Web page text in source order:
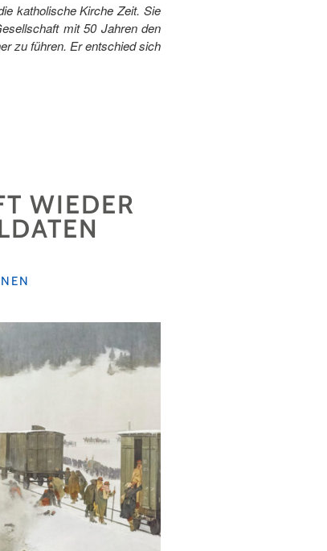
katholische Kirche Zeit. Sie
mit 50 Jahren den
zu führen. Er entschied sich
WIEDER